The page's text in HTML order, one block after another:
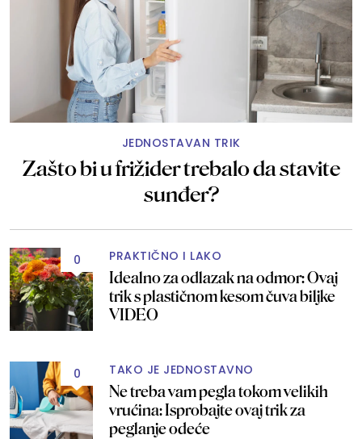
JEDNOSTAVAN TRIK
Zašto bi u frižider trebalo da stavite
sunđer?
0 PRAKTIČNO I LAKO
Idealno za odlazak na odmor: Ovaj
trik s plastičnom kesom čuva biljke
VIDEO
0 TAKO JE JEDNOSTAVNO
Ne treba vam pegla tokom velikih
vrućina: Isprobajte ovaj trik za
peglanje odeće